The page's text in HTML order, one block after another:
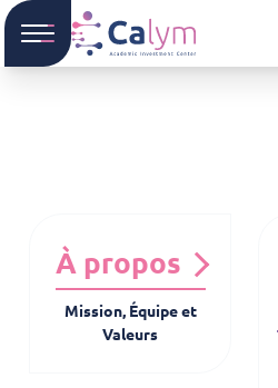
À propos
Mission, Équipe et
Valeurs